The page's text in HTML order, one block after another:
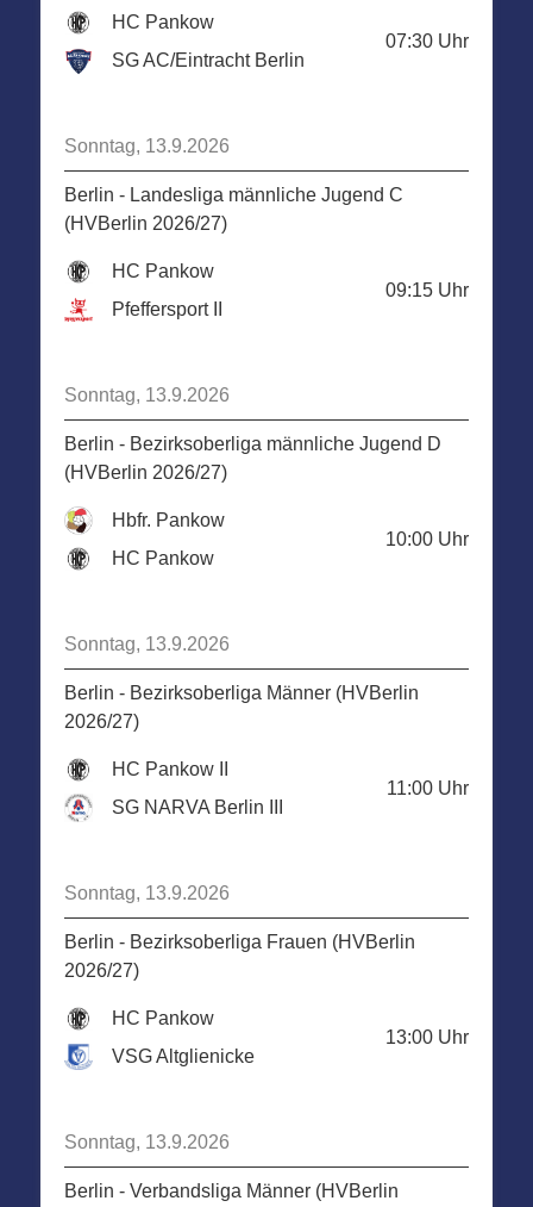
HC Pankow
SG AC/Eintracht Berlin
07:30 Uhr
Sonntag, 13.9.2026
Berlin - Landesliga männliche Jugend C
(HVBerlin 2026/27)
HC Pankow
Pfeffersport II
09:15 Uhr
Sonntag, 13.9.2026
Berlin - Bezirksoberliga männliche Jugend D
(HVBerlin 2026/27)
Hbfr. Pankow
HC Pankow
10:00 Uhr
Sonntag, 13.9.2026
Berlin - Bezirksoberliga Männer (HVBerlin
2026/27)
HC Pankow II
SG NARVA Berlin III
11:00 Uhr
Sonntag, 13.9.2026
Berlin - Bezirksoberliga Frauen (HVBerlin
2026/27)
HC Pankow
VSG Altglienicke
13:00 Uhr
Sonntag, 13.9.2026
Berlin - Verbandsliga Männer (HVBerlin